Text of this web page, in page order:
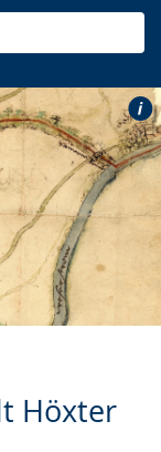
Höxter